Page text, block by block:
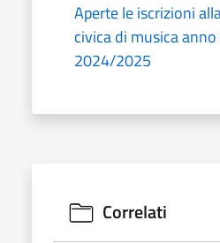
Aperte le iscrizioni
civica di musica
2024/2025
Correlati